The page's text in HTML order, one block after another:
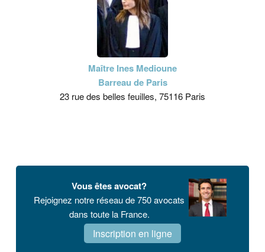
Maître Ines Medioune
Barreau de Paris
23 rue des belles feuilles, 75116 Paris
Vous êtes avocat?
Rejoignez notre réseau de 750 avocats
dans toute la France.
Inscription en ligne